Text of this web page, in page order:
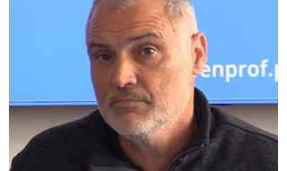
1.ª fase, surgem agora orientações que
determinam que, se um classificador não
registar classificações num determinado
período de tempo, as provas lhe sejam
retiradas e redistribuídas. Estamos a falar
de professores